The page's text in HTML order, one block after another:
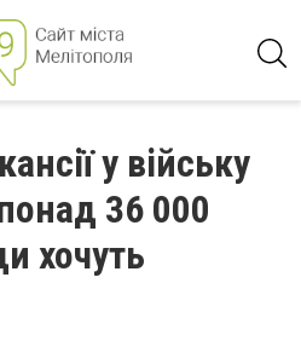
у війську
36 000
хочуть